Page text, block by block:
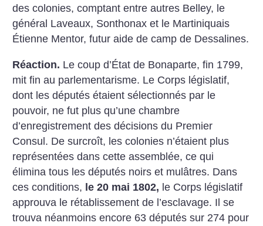
des colonies, comptant entre autres Belley, le
général Laveaux, Sonthonax et le Martiniquais
Étienne Mentor, futur aide de camp de Dessalines.
Réaction. Le coup d’État de Bonaparte, fin 1799,
mit fin au parlementarisme. Le Corps législatif,
dont les députés étaient sélectionnés par le
pouvoir, ne fut plus qu’une chambre
d’enregistrement des décisions du Premier
Consul. De surcroît, les colonies n’étaient plus
représentées dans cette assemblée, ce qui
élimina tous les députés noirs et mulâtres. Dans
ces conditions, le 20 mai 1802, le Corps législatif
approuva le rétablissement de l’esclavage. Il se
trouva néanmoins encore 63 députés sur 274 pour